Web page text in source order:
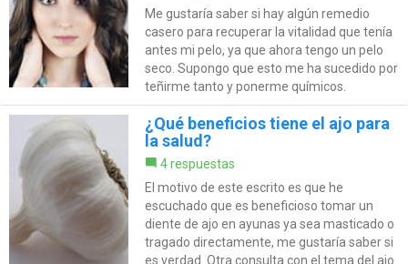
Me gustaría saber si hay algún remedio
casero para recuperar la vitalidad que tenía
antes mi pelo, ya que ahora tengo un pelo
seco. Supongo que esto me ha sucedido por
teñirme tanto y ponerme químicos.
¿Qué beneficios tiene el ajo para
la salud?
4 respuestas
El motivo de este escrito es que he
escuchado que es beneficioso tomar un
diente de ajo en ayunas ya sea masticado o
tragado directamente, me gustaría saber si
es verdad. Otra consulta con el tema del ajo